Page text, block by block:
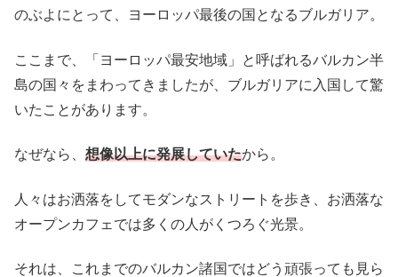
のぶよにとって、ヨーロッパ最後の国となるブルガリア。
ここまで、「ヨーロッパ最安地域」と呼ばれるバルカン半
島の国々をまわってきましたが、ブルガリアに入国して驚
いたことがあります。
なぜなら、 想像以上に発展していたから。
人々はお洒落をしてモダンなストリートを歩き、お洒落な
オープンカフェでは多くの人がくつろぐ光景。
それは、これまでのバルカン諸国ではどう頑張っても見ら